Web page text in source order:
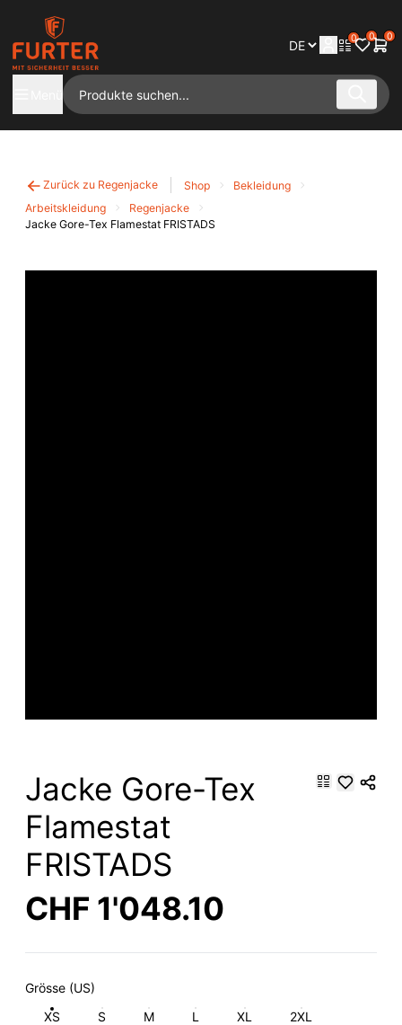
0 0 0
Zurück zu Regenjacke Shop
Bekleidung
Arbeitskleidung
Regenjacke
Jacke Gore-Tex Flamestat FRISTADS
Jacke Gore-Tex
Flamestat
FRISTADS
CHF 1'048.10
Grösse (US)
XS
S M L XL
2XL